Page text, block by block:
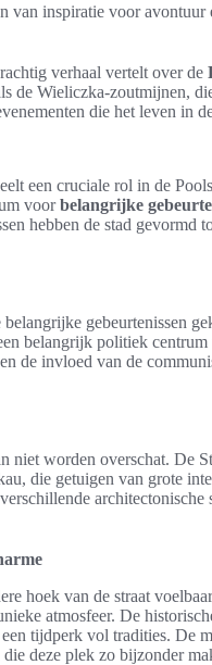
van inspiratie voor
verhaal vertelt over de
de Wieliczka-zoutmijnen,
die het leven in
een cruciale rol in de
voorbelangrijke
hebben de stad gevormd
gebeurtenissen
belangrijk politiek
de invloed van de
niet worden overschat. De
die getuigen van grote
hoek van de straat
atmosfeer. De
tijdperk vol tradities. De
deze plek zo bijzonder